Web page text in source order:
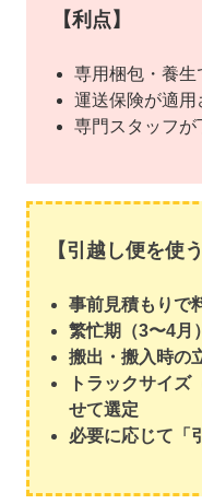
【利点】
専用梱包・養生
運送保険が適用
専門スタッフが
【引越し便を使
事前見積もりで
繁忙期（3〜4月
搬出・搬入時の
トラックサイ
せて選定
必要に応じて「